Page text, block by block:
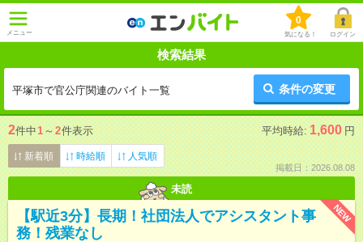
メニュー
0
気になる！ ログイン
検索結果
平塚市で官公庁関連のバイト一覧 条件の変更
2件中1 ～ 2件表示 平均時給: 1,600 円
新着順 時給順 人気順
掲載日：2026.08.08
未読
NEW
【駅近3分】長期！社団法人でアシスタント事
務！残業なし